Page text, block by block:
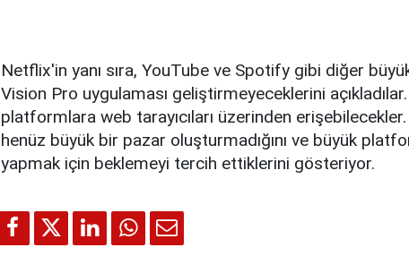
Netflix'in yanı sıra, YouTube ve Spotify gibi diğer
Vision Pro uygulaması geliştirmeyeceklerini açıkladılar.
platformlara web tarayıcıları üzerinden
henüz büyük bir pazar oluşturmadığını ve büyük
yapmak için beklemeyi tercih ettiklerini gösteriyor.